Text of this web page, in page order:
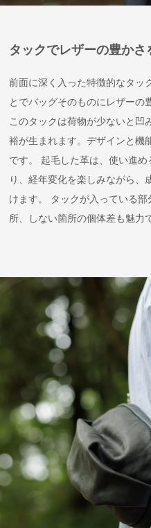
タックでレザーの豊かさ
前面に深く入った特徴的なタッ
とでバッグそのものにレザーの
このタックは荷物が少ないと凹
裕が生まれます。デザインと機
です。 起毛した革は、使い進
り、経年変化を楽しみながら、
けます。 タックが入っている
所、しない箇所の個体差も魅力